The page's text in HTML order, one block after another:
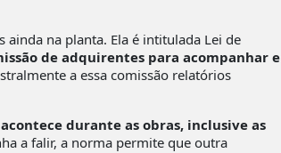
na planta. Ela é intitulada Lei de
de adquirentes para acompanhar e
a essa comissão relatórios
durante as obras, inclusive as
a falir, a norma permite que outra